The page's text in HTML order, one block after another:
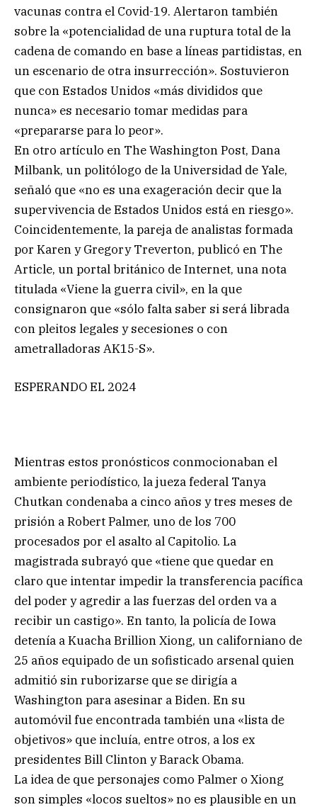
vacunas contra el Covid-19. Alertaron también
sobre la «potencialidad de una ruptura total de la
cadena de comando en base a líneas partidistas, en
un escenario de otra insurrección». Sostuvieron
que con Estados Unidos «más divididos que
nunca» es necesario tomar medidas para
«prepararse para lo peor».
En otro artículo en The Washington Post, Dana
Milbank, un politólogo de la Universidad de Yale,
señaló que «no es una exageración decir que la
supervivencia de Estados Unidos está en riesgo».
Coincidentemente, la pareja de analistas formada
por Karen y Gregory Treverton, publicó en The
Article, un portal británico de Internet, una nota
titulada «Viene la guerra civil», en la que
consignaron que «sólo falta saber si será librada
con pleitos legales y secesiones o con
ametralladoras AK15-S».
ESPERANDO EL 2024
Mientras estos pronósticos conmocionaban el
ambiente periodístico, la jueza federal Tanya
Chutkan condenaba a cinco años y tres meses de
prisión a Robert Palmer, uno de los 700
procesados por el asalto al Capitolio. La
magistrada subrayó que «tiene que quedar en
claro que intentar impedir la transferencia pacífica
del poder y agredir a las fuerzas del orden va a
recibir un castigo». En tanto, la policía de Iowa
detenía a Kuacha Brillion Xiong, un californiano de
25 años equipado de un sofisticado arsenal quien
admitió sin ruborizarse que se dirigía a
Washington para asesinar a Biden. En su
automóvil fue encontrada también una «lista de
objetivos» que incluía, entre otros, a los ex
presidentes Bill Clinton y Barack Obama.
La idea de que personajes como Palmer o Xiong
son simples «locos sueltos» no es plausible en un